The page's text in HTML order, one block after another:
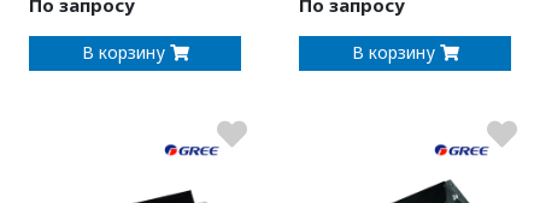
По запросу
В корзину
По запросу
В корзину